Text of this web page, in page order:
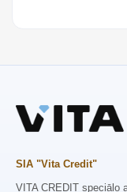
SIA "Vita Credit"
VITA CREDIT speciālo